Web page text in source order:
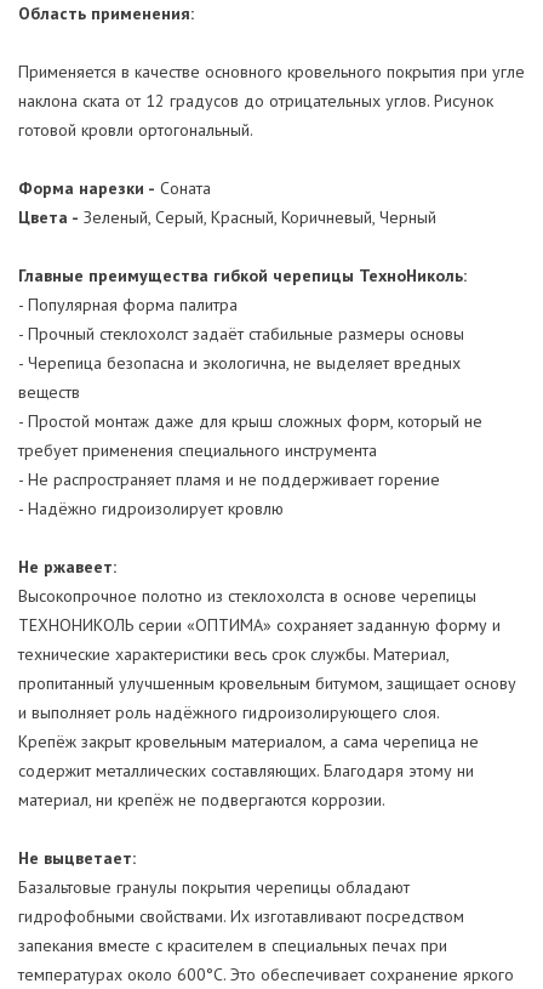
Область применения:
Применяется в качестве основного кровельного покрытия при угле
наклона ската от 12 градусов до отрицательных углов. Рисунок
готовой кровли ортогональный.
Форма нарезки - Соната
Цвета - Зеленый, Серый, Красный, Коричневый, Черный
Главные преимущества гибкой черепицы ТехноНиколь:
- Популярная форма палитра
- Прочный стеклохолст задаёт стабильные размеры основы
- Черепица безопасна и экологична, не выделяет вредных
веществ
- Простой монтаж даже для крыш сложных форм, который не
требует применения специального инструмента
- Не распространяет пламя и не поддерживает горение
- Надёжно гидроизолирует кровлю
Не ржавеет:
Высокопрочное полотно из стеклохолста в основе черепицы
ТЕХНОНИКОЛЬ серии «ОПТИМА» сохраняет заданную форму и
технические характеристики весь срок службы. Материал,
пропитанный улучшенным кровельным битумом, защищает основу
и выполняет роль надёжного гидроизолирующего слоя.
Крепёж закрыт кровельным материалом, а сама черепица не
содержит металлических составляющих. Благодаря этому ни
материал, ни крепёж не подвергаются коррозии.
Не выцветает:
Базальтовые гранулы покрытия черепицы обладают
гидрофобными свойствами. Их изготавливают посредством
запекания вместе с красителем в специальных печах при
температурах около 600°C. Это обеспечивает сохранение яркого